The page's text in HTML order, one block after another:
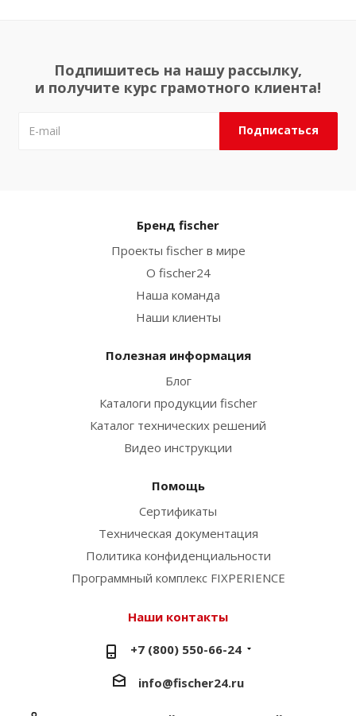
Подпишитесь на нашу рассылку,
и получите курс грамотного клиента!
Бренд fischer
Проекты fischer в мире
О fischer24
Наша команда
Наши клиенты
Полезная информация
Блог
Каталоги продукции fischer
Каталог технических решений
Видео инструкции
Помощь
Сертификаты
Техническая документация
Политика конфиденциальности
Программный комплекс FIXPERIENCE
Наши контакты
+7 (800) 550-66-24
info@fischer24.ru